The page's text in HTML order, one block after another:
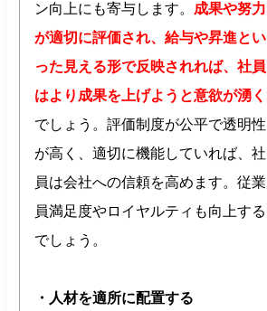
ン向上にも寄与します。 成果や努力
が適切に評価され、給与や昇進とい
った見える形で反映されれば、社員
はより成果を上げようと意欲が湧く
でしょう。評価制度が公平で透明性
が高く、適切に機能していれば、社
員は会社への信頼を高めます。従業
員満足度やロイヤルティも向上する
でしょう。
・人材を適所に配置する